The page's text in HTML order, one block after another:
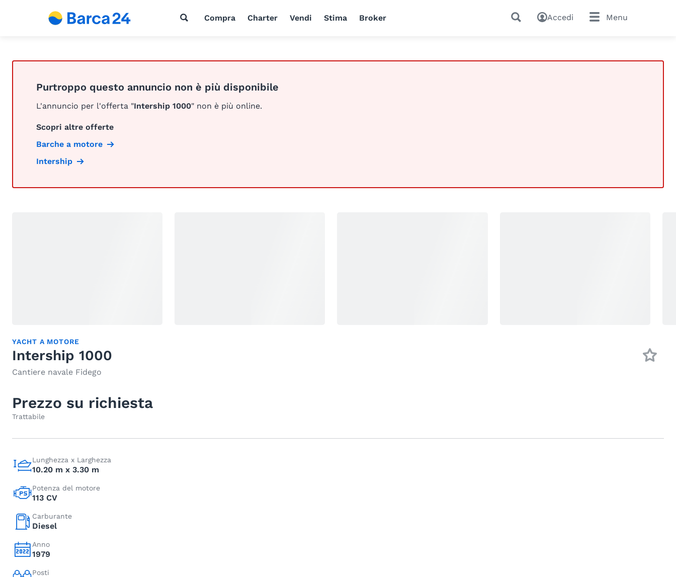
Compra Charter Vendi Stima Broker Accedi Menu
Purtroppo questo annuncio non è più disponibile
L'annuncio per l'offerta "Intership 1000" non è più online.
Scopri altre offerte
Barche a motore
Intership
YACHT A MOTORE
Intership 1000
Cantiere navale Fidego
Prezzo su richiesta
Trattabile
Lunghezza x Larghezza
10.20 m x 3.30 m
Potenza del motore
113 CV
Carburante
Diesel
Anno
1979
Posti